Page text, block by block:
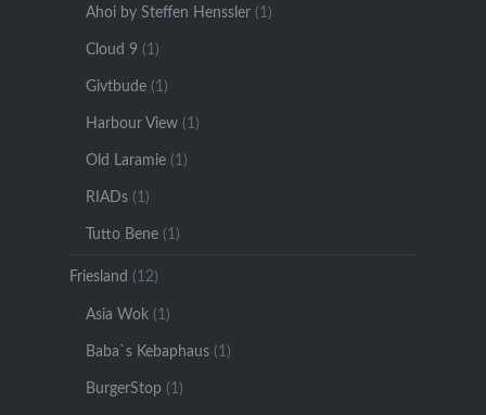
Ahoi by Steffen Henssler(1)
Cloud 9 (1)
Givtbude(1)
Harbour View(1)
Old Laramie(1)
RIADs(1)
Tutto Bene(1)
Friesland (12)
Asia Wok(1)
Baba`s Kebaphaus(1)
BurgerStop (1)